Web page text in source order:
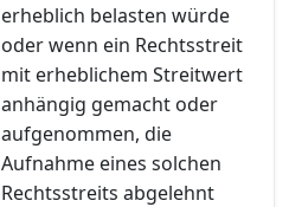
erheblich belasten würde
oder wenn ein Rechtsstreit
mit erheblichem Streitwert
anhängig gemacht oder
aufgenommen, die
Aufnahme eines solchen
Rechtsstreits abgelehnt